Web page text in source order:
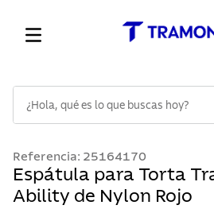
Referencia: 25164170
Espátula para Torta
Ability de Nylon Rojo
1 .
cuchillos
2.
cubiertos